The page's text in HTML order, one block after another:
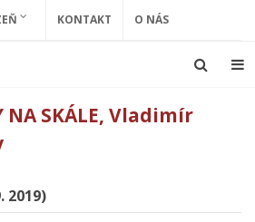
KONTAKT O NÁS
NA SKÁLE, Vladimír
2019)